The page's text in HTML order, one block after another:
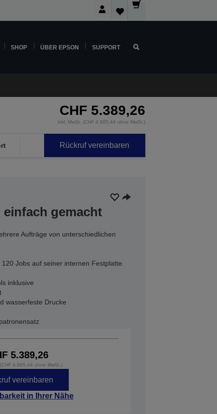
SHOP ÜBER EPSON SUPPORT
CHF 5.389,26
inkl. MwSt. (CHF 4.985,44 ohne MwSt.)
Rückruf vereinbaren
gemacht
Aufträge von unterschiedlichen
Jobs auf seiner internen Festplatte.
inklusive
wasserfeste Drucke
5.389,26
4.985,44 ohne MwSt.)
vereinbaren
in Ihrer Nähe